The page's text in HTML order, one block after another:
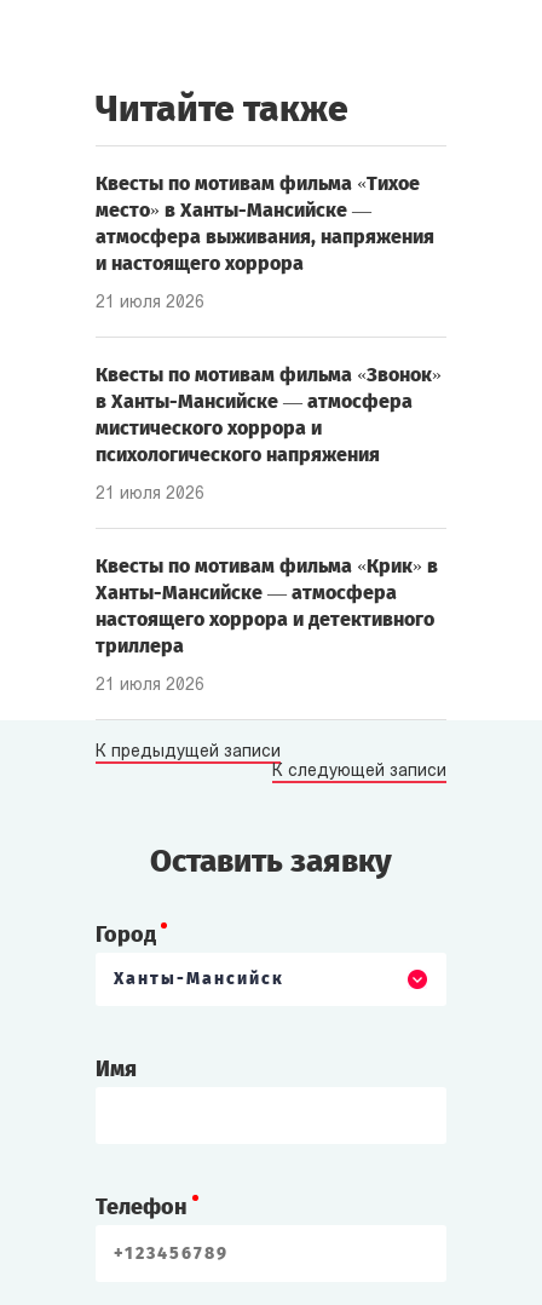
Читайте также
Квесты по мотивам фильма «Тихое
место» в Ханты-Мансийске —
атмосфера выживания, напряжения
и настоящего хоррора
21 июля 2026
Квесты по мотивам фильма «Звонок»
в Ханты-Мансийске — атмосфера
мистического хоррора и
психологического напряжения
21 июля 2026
Квесты по мотивам фильма «Крик» в
Ханты-Мансийске — атмосфера
настоящего хоррора и детективного
триллера
21 июля 2026
К предыдущей записи
К следующей записи
Оставить заявку
Город
Ханты-Мансийск
Имя
Телефон